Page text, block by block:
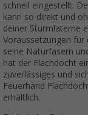
schnell eingestellt.
kann so direkt und
deiner Sturmlaterne
Voraussetzungen
seine Naturfasern
hat der Flachdocht
zuverlässiges und
Feuerhand
erhältlich.